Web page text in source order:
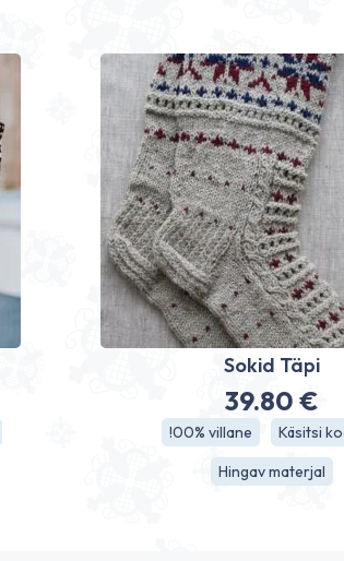
Sokid Täpi
39.80 €
!00% villane
Käsitsi
Hingav materjal